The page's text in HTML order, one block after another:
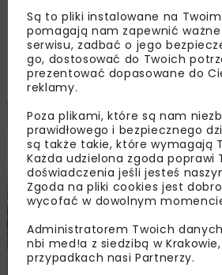
składnikiem portfela
są kontrakty związane z
oraz przebudową wałów
przeciwpowodziowych.
Są to pliki instalowane na
pomagają nam zapewnić
serwisu, zadbać o jego
go, dostosować do Twoich
prezentować dopasowane do
reklamy.
Poza plikami, które są nam
prawidłowego i bezpiecznego
są także takie, które wymagają
Każda udzielona zgoda poprawi
doświadczenia jeśli jesteś
Zgoda na pliki cookies jest
wycofać w dowolnym
Administratorem Twoich
nbi med!a z siedzibą w
przypadkach nasi Partnerzy.